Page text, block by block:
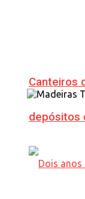
Canteiros
depósitos